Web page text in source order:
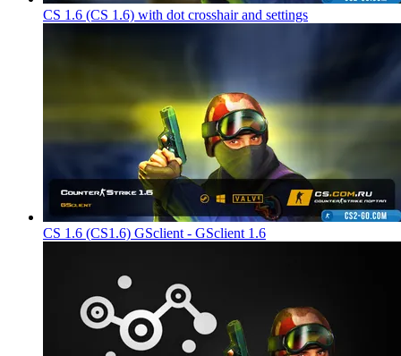
CS 1.6 (CS 1.6) with dot crosshair and settings
CS 1.6 (CS1.6) GSclient - GSclient 1.6